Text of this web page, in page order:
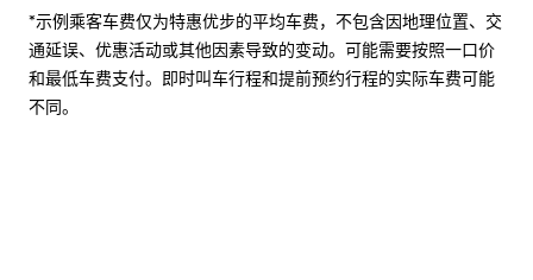
*示例乘客车费仅为特惠优步的平均车费，不包含因地理位置、交
通延误、优惠活动或其他因素导致的变动。可能需要按照一口价
和最低车费支付。即时叫车行程和提前预约行程的实际车费可能
不同。